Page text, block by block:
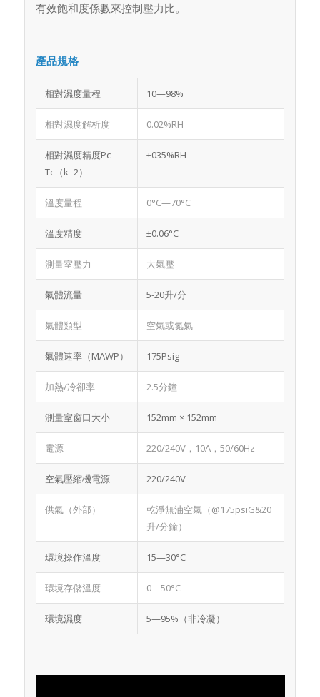
有效飽和度係數來控制壓力比。
產品規格
相對濕度量程 10—98%
相對濕度解析度 0.02%RH
相對濕度精度Pc
Tc（k=2）
±035%RH
溫度量程 0°C—70°C
溫度精度 ±0.06°C
測量室壓力 大氣壓
氣體流量 5-20升/分
氣體類型 空氣或氮氣
氣體速率（MAWP） 175Psig
加熱/冷卻率 2.5分鐘
測量室窗口大小 152mm × 152mm
電源 220/240V，10A，50/60Hz
空氣壓縮機電源 220/240V
供氣（外部）
乾淨無油空氣（@175psiG&20
升/分鐘）
環境操作溫度 15—30°C
環境存儲溫度 0—50°C
環境濕度 5—95%（非冷凝）